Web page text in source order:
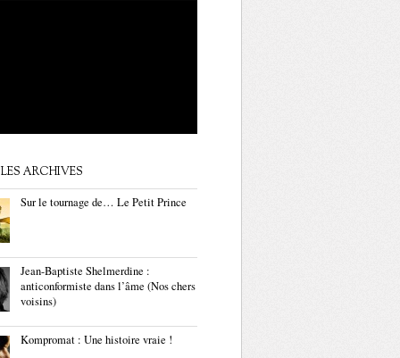
ARCHIVES
Sur le tournage de… Le Petit Prince
Jean-Baptiste Shelmerdine :
anticonformiste dans l’âme (Nos chers
voisins)
Kompromat : Une histoire vraie !